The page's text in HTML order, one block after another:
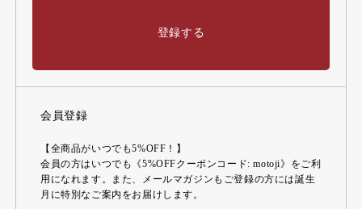
登録する
会員登録
【全商品がいつでも5%OFF！】
会員の方はいつでも《5%OFFクーポンコード: motoji》をご利
用になれます。また、メールマガジンもご登録の方には誕生
月に特別なご案内をお届けします。